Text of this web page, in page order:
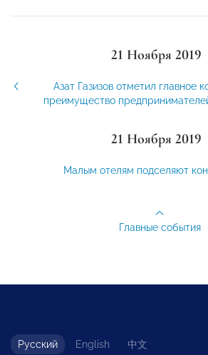
21 Ноября 2019
Азат Газизов отметил главное
преимущество
21 Ноября 2019
Малым отелям подселяют
Главные события
Русский English 中文